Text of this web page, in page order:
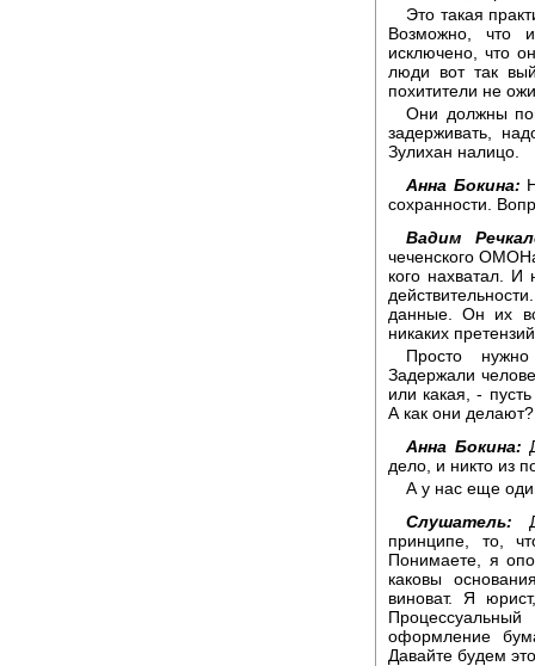
Это такая
Возможно, что
исключено, что
люди вот так
похитители не
Они должны
задерживать,
Зулихан налицо.
Анна Бокина:
сохранности.
Вадим
чеченского
кого нахватал.
данные. Он их
никаких
Просто
Задержали
или какая, -
А как они
Анна Бокина:
дело, и никто из
А у нас еще
Слушатель:
принципе, то,
Понимаете, я
каковы
виноват. Я
оформление
Давайте будем